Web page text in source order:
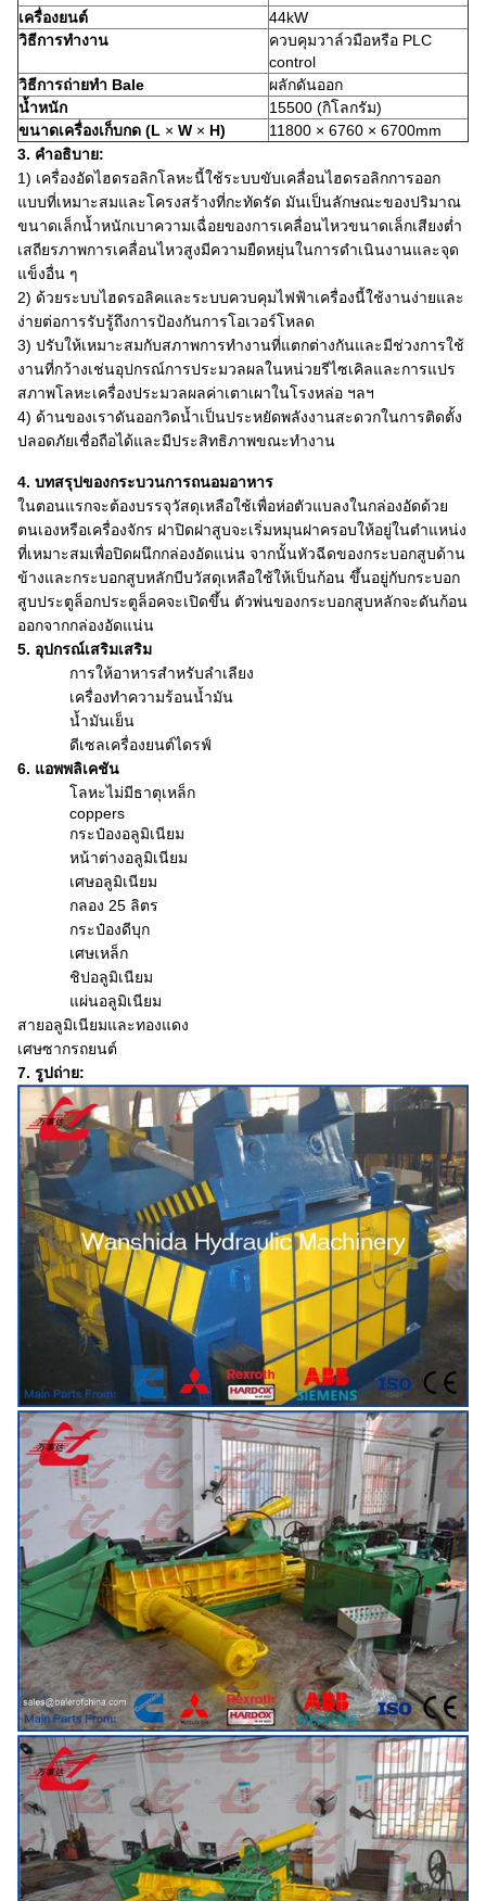
เครื่องยนต์
44kW
วิธีการทำงาน
ควบคุมวาล์วมือหรือ PLC
control
วิธีการถ่ายทำ Bale
ผลักดันออก
น้ำหนัก
15500 (กิโลกรัม)
ขนาดเครื่องเก็บกด (L × W × H)
11800 × 6760 × 6700mm
3. คำอธิบาย:
1) เครื่องอัดไฮดรอลิกโลหะนี้ใช้ระบบขับเคลื่อนไฮดรอลิกการออก
แบบที่เหมาะสมและโครงสร้างที่กะทัดรัด มันเป็นลักษณะของปริมาณ
ขนาดเล็กน้ำหนักเบาความเฉื่อยของการเคลื่อนไหวขนาดเล็กเสียงต่ำ
เสถียรภาพการเคลื่อนไหวสูงมีความยืดหยุ่นในการดำเนินงานและจุด
แข็งอื่น ๆ
2) ด้วยระบบไฮดรอลิคและระบบควบคุมไฟฟ้าเครื่องนี้ใช้งานง่ายและ
ง่ายต่อการรับรู้ถึงการป้องกันการโอเวอร์โหลด
3) ปรับให้เหมาะสมกับสภาพการทำงานที่แตกต่างกันและมีช่วงการใช้
งานที่กว้างเช่นอุปกรณ์การประมวลผลในหน่วยรีไซเคิลและการแปร
สภาพโลหะเครื่องประมวลผลค่าเตาเผาในโรงหล่อ ฯลฯ
4) ด้านของเราดันออกวิดน้ำเป็นประหยัดพลังงานสะดวกในการติดตั้ง
ปลอดภัยเชื่อถือได้และมีประสิทธิภาพขณะทำงาน
4. บทสรุปของกระบวนการถนอมอาหาร
ในตอนแรกจะต้องบรรจุวัสดุเหลือใช้เพื่อห่อตัวแบลงในกล่องอัดด้วย
ตนเองหรือเครื่องจักร ฝาปิดฝาสูบจะเริ่มหมุนฝาครอบให้อยู่ในตำแหน่ง
ที่เหมาะสมเพื่อปิดผนึกกล่องอัดแน่น จากนั้นหัวฉีดของกระบอกสูบด้าน
ข้างและกระบอกสูบหลักบีบวัสดุเหลือใช้ให้เป็นก้อน ขึ้นอยู่กับกระบอก
สูบประตูล็อกประตูล็อคจะเปิดขึ้น ตัวพ่นของกระบอกสูบหลักจะดันก้อน
ออกจากกล่องอัดแน่น
5. อุปกรณ์เสริมเสริม
การให้อาหารสำหรับลำเลียง
เครื่องทำความร้อนน้ำมัน
น้ำมันเย็น
ดีเซลเครื่องยนต์ไดรฟ์
6. แอพพลิเคชัน
โลหะไม่มีธาตุเหล็ก
coppers
กระป๋องอลูมิเนียม
หน้าต่างอลูมิเนียม
เศษอลูมิเนียม
กลอง 25 ลิตร
กระป๋องดีบุก
เศษเหล็ก
ชิปอลูมิเนียม
แผ่นอลูมิเนียม
สายอลูมิเนียมและทองแดง
เศษซากรถยนต์
7. รูปถ่าย: